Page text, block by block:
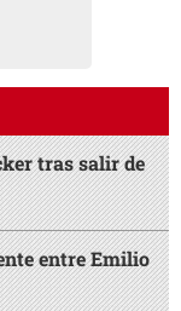
tras salir de
entre Emilio